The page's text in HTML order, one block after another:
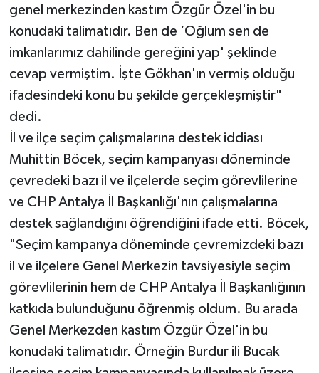
genel merkezinden kastım Özgür Özel'in bu
konudaki talimatıdır. Ben de ‘Oğlum sen de
imkanlarımız dahilinde gereğini yap' şeklinde
cevap vermiştim. İşte Gökhan'ın vermiş olduğu
ifadesindeki konu bu şekilde gerçekleşmiştir"
dedi.
İl ve ilçe seçim çalışmalarına destek iddiası
Muhittin Böcek, seçim kampanyası döneminde
çevredeki bazı il ve ilçelerde seçim görevlilerine
ve CHP Antalya İl Başkanlığı'nın çalışmalarına
destek sağlandığını öğrendiğini ifade etti. Böcek,
"Seçim kampanya döneminde çevremizdeki bazı
il ve ilçelere Genel Merkezin tavsiyesiyle seçim
görevlilerinin hem de CHP Antalya İl Başkanlığının
katkıda bulunduğunu öğrenmiş oldum. Bu arada
Genel Merkezden kastım Özgür Özel'in bu
konudaki talimatıdır. Örneğin Burdur ili Bucak